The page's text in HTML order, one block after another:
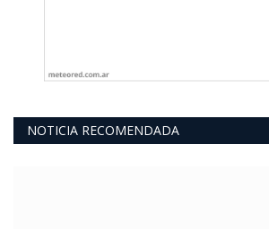
NOTICIA RECOMENDADA